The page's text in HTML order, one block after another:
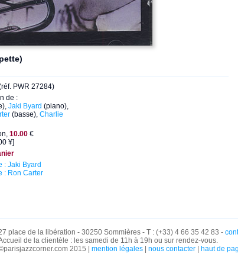
PWR 27284)
de :
Jaki Byard (piano),
(basse), Charlie
10.00 €
¥]
: Jaki Byard
: Ron Carter
place de la libération - 30250 Sommières - T : (+33) 4 66 35 42 83 -
de la clientèle : les samedi de 11h à 19h ou sur rendez-vous.
2015 | mention légales nous contacter haut de